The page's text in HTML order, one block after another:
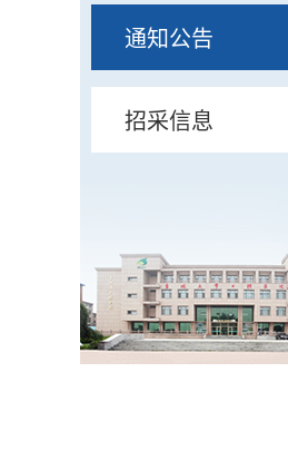
通知公告
招采信息